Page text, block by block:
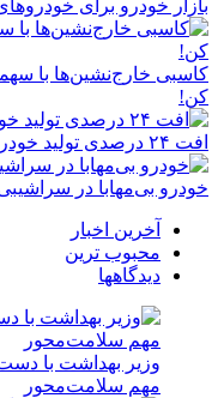
بازار خودرو برای خودروهای ۵-۱۰ میلیاردی آماده
کن!
افت ۲۴ درصدی تولید خودرو در کشور
خودرو بی‌مهابا در
آخرین اخبار
محبوب ترین
دیدگاهها
وزیر بهداشت با دست
مهم سلامت‌محور